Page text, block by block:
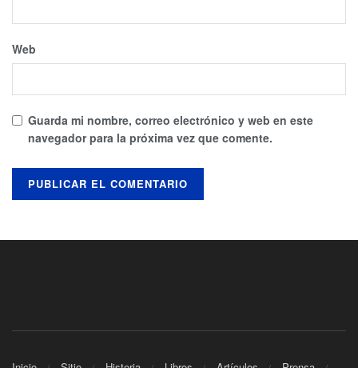
Web
Guarda mi nombre, correo electrónico y web en este
navegador para la próxima vez que comente.